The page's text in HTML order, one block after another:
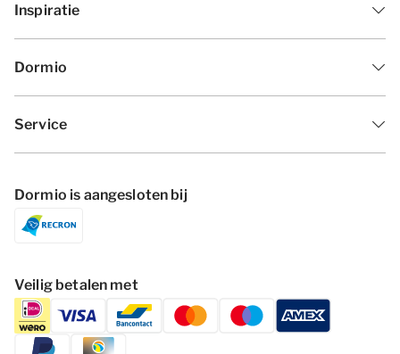
Inspiratie
Dormio
Service
Dormio is aangesloten bij
Veilig betalen met